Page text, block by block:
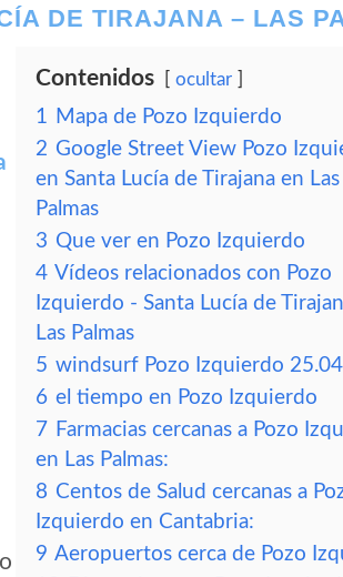
DE TIRAJANA – LAS
Contenidos ocultar
1 Mapa de Pozo Izquierdo
2 Google Street View Pozo
en Santa Lucía de Tirajana en Las
Palmas
3 Que ver en Pozo Izquierdo
4 Vídeos relacionados con Pozo
Izquierdo - Santa Lucía de
Las Palmas
5 windsurf Pozo Izquierdo
6 el tiempo en Pozo Izquierdo
7 Farmacias cercanas a Pozo
en Las Palmas:
8 Centos de Salud cercanas a
Izquierdo en Cantabria:
9 Aeropuertos cerca de Pozo